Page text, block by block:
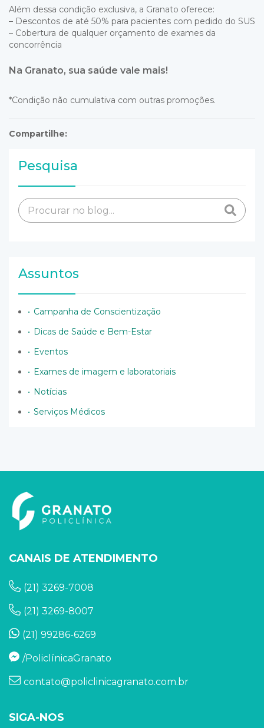
Além dessa condição exclusiva, a Granato oferece:
– Descontos de até 50% para pacientes com pedido do SUS
– Cobertura de qualquer orçamento de exames da
concorrência
Na Granato, sua saúde vale mais!
*Condição não cumulativa com outras promoções.
Compartilhe:
Pesquisa
Assuntos
Campanha de Conscientização
Dicas de Saúde e Bem-Estar
Eventos
Exames de imagem e laboratoriais
Notícias
Serviços Médicos
CANAIS DE ATENDIMENTO
(21) 3269-7008
(21) 3269-8007
(21) 99286-6269
/PoliclínicaGranato
contato@policlinicagranato.com.br
SIGA-NOS